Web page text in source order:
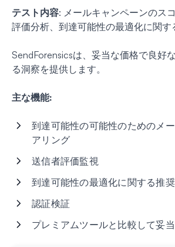
テスト内容: メールキャンペーンのス
評価分析、到達可能性の最適化に関す
SendForensicsは、妥当な価格で良好
る洞察を提供します。
主な機能:
到達可能性の可能性のためのメ
アリング
送信者評価監視
到達可能性の最適化に関する推
認証検証
プレミアムツールと比較して妥